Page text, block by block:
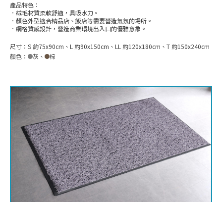
產品特色：
．絨毛材質柔軟舒適，具吸水力。
．顏色外型適合精品店、飯店等需要營造氣氛的場所。
．網格質感設計，營造商業環境出入口的優雅意象。
尺寸： S 約75x90cm、L 約90x150cm、LL 約120x180cm、T 約150x240cm
顏色：
灰 、 棕